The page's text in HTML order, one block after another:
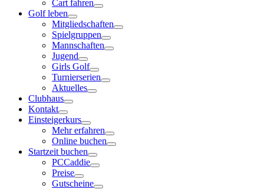
Cart fahren
Golf leben
Mitgliedschaften
Spielgruppen
Mannschaften
Jugend
Girls Golf
Turnierserien
Aktuelles
Clubhaus
Kontakt
Einsteigerkurs
Mehr erfahren
Online buchen
Startzeit buchen
PCCaddie
Preise
Gutscheine